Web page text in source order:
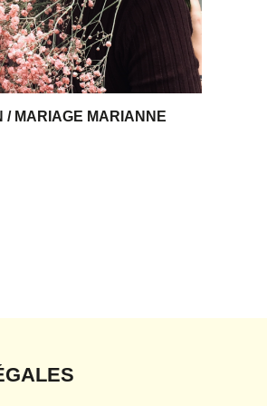
/ MARIAGE MARIANNE